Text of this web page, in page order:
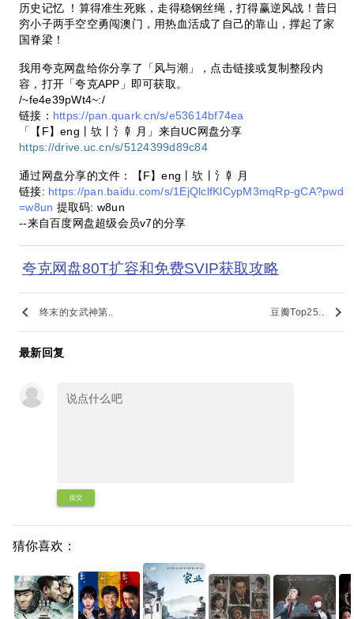
历史记忆 ！算得准生死账，走得稳钢丝绳，打得赢逆风战！昔日
穷小子两手空空勇闯澳门，用热血活成了自己的靠山，撑起了家
国脊梁！
我用夸克网盘给你分享了「风与潮」，点击链接或复制整段内
容，打开「夸克APP」即可获取。
/~fe4e39pWt4~:/
链接： https://pan.quark.cn/s/e53614bf74ea
「【F】eng丨欤丨氵龺月」来自UC网盘分享
https://drive.uc.cn/s/5124399d89c84
通过网盘分享的文件：【F】eng丨欤丨氵龺月
链接: https://pan.baidu.com/s/1EjQlclfKlCypM3mqRp-gCA?pwd
=w8un 提取码: w8un
--来自百度网盘超级会员v7的分享
夸克网盘80T扩容和免费SVIP获取攻略
keyboard_arrow_left 终末的女武神第.. 豆瓣Top25.. keyboard_arrow_right
最新回复
提交
猜你喜欢：